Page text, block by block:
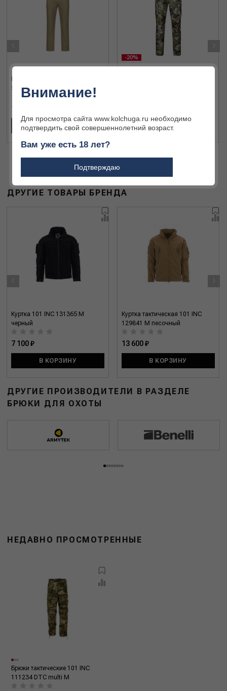
50
15 638 ₽
В КОРЗИНУ
-20%
В КОРЗИНУ
‹ ›
ДРУГИЕ ТОВАРЫ БРЕНДА
Куртка 101 INC 131365 M
черный
7 100 ₽
В КОРЗИНУ
Куртка тактическая 101 INC
129841 M песочный
13 600 ₽
В КОРЗИНУ
‹ ›
ДРУГИЕ ПРОИЗВОДИТЕЛИ В РАЗДЕЛЕ
БРЮКИ ДЛЯ ОХОТЫ
НЕДАВНО ПРОСМОТРЕННЫЕ
Брюки тактические 101 INC
111234 DTC multi M
Внимание!
Для просмотра сайта www.kolchuga.ru необходимо
подтвердить свой совершеннолетний возраст.
Вам уже есть 18 лет?
Подтверждаю